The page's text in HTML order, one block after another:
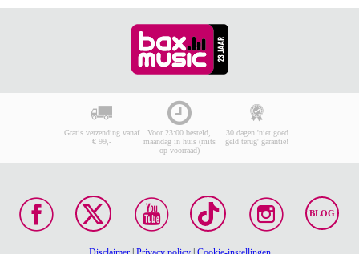
Gratis verzending vanaf
€ 99,-
Voor 23:00 besteld,
maandag in huis (mits
op voorraad)
30 dagen 'niet goed
geld terug' garantie!
BLOG